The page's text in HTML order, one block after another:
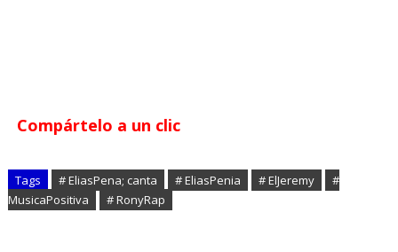
Compártelo a un clic
Tags # EliasPena; canta # EliasPenia # ElJeremy
#
MusicaPositiva
# RonyRap